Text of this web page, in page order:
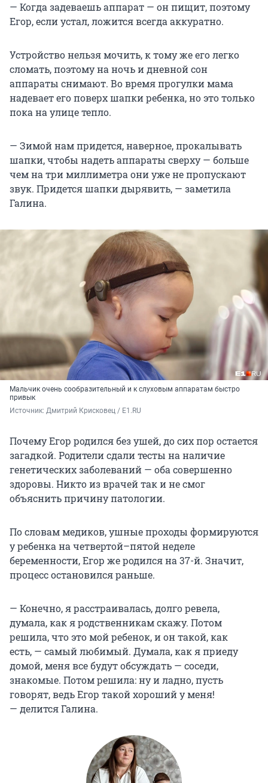
— Когда задеваешь аппарат — он пищит, поэтому
Егор, если устал, ложится всегда аккуратно.
Устройство нельзя мочить, к тому же его легко
сломать, поэтому на ночь и дневной сон
аппараты снимают. Во время прогулки мама
надевает его поверх шапки ребенка, но это только
пока на улице тепло.
— Зимой нам придется, наверное, прокалывать
шапки, чтобы надеть аппараты сверху — больше
чем на три миллиметра они уже не пропускают
звук. Придется шапки дырявить, — заметила
Галина.
Мальчик очень сообразительный и к слуховым аппаратам быстро
привык
Источник: Дмитрий Крисковец / E1.RU
Почему Егор родился без ушей, до сих пор остается
загадкой. Родители сдали тесты на наличие
генетических заболеваний — оба совершенно
здоровы. Никто из врачей так и не смог
объяснить причину патологии.
По словам медиков, ушные проходы формируются
у ребенка на четвертой–пятой неделе
беременности, Егор же родился на 37-й. Значит,
процесс остановился раньше.
— Конечно, я расстраивалась, долго ревела,
думала, как я родственникам скажу. Потом
решила, что это мой ребенок, и он такой, как
есть, — самый любимый. Думала, как я приеду
домой, меня все будут обсуждать — соседи,
знакомые. Потом решила: ну и ладно, пусть
говорят, ведь Егор такой хороший у меня!
— делится Галина.